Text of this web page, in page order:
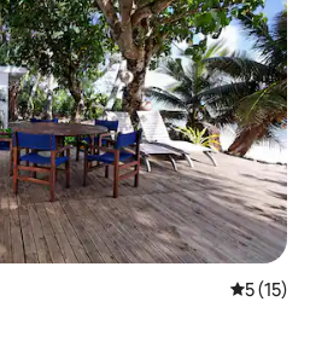
5 de uma
5 (15)